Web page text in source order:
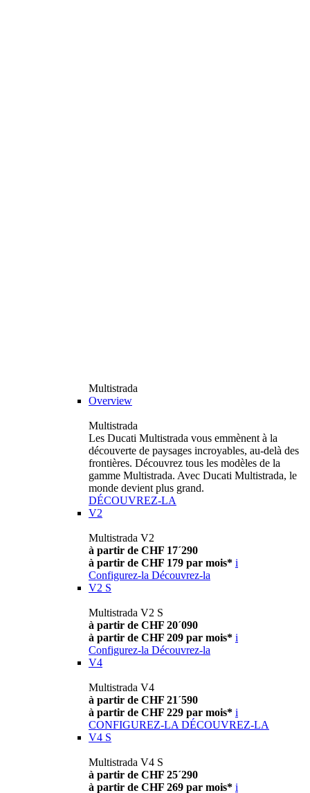
Multistrada
Overview
Multistrada
Les Ducati Multistrada vous emmènent à la
découverte de paysages incroyables, au-delà des
frontières. Découvrez tous les modèles de la
gamme Multistrada. Avec Ducati Multistrada, le
monde devient plus grand.
DÉCOUVREZ-LA
V2
Multistrada V2
à partir de CHF 17´290
à partir de CHF 179 par mois* i
Configurez-la Découvrez-la
V2 S
Multistrada V2 S
à partir de CHF 20´090
à partir de CHF 209 par mois* i
Configurez-la Découvrez-la
V4
Multistrada V4
à partir de CHF 21´590
à partir de CHF 229 par mois* i
CONFIGUREZ-LA DÉCOUVREZ-LA
V4 S
Multistrada V4 S
à partir de CHF 25´290
à partir de CHF 269 par mois* i